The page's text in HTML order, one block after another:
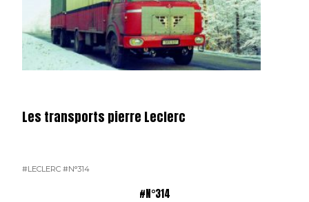
Les transports pierre Leclerc
#LECLERC #N°314
#N°314